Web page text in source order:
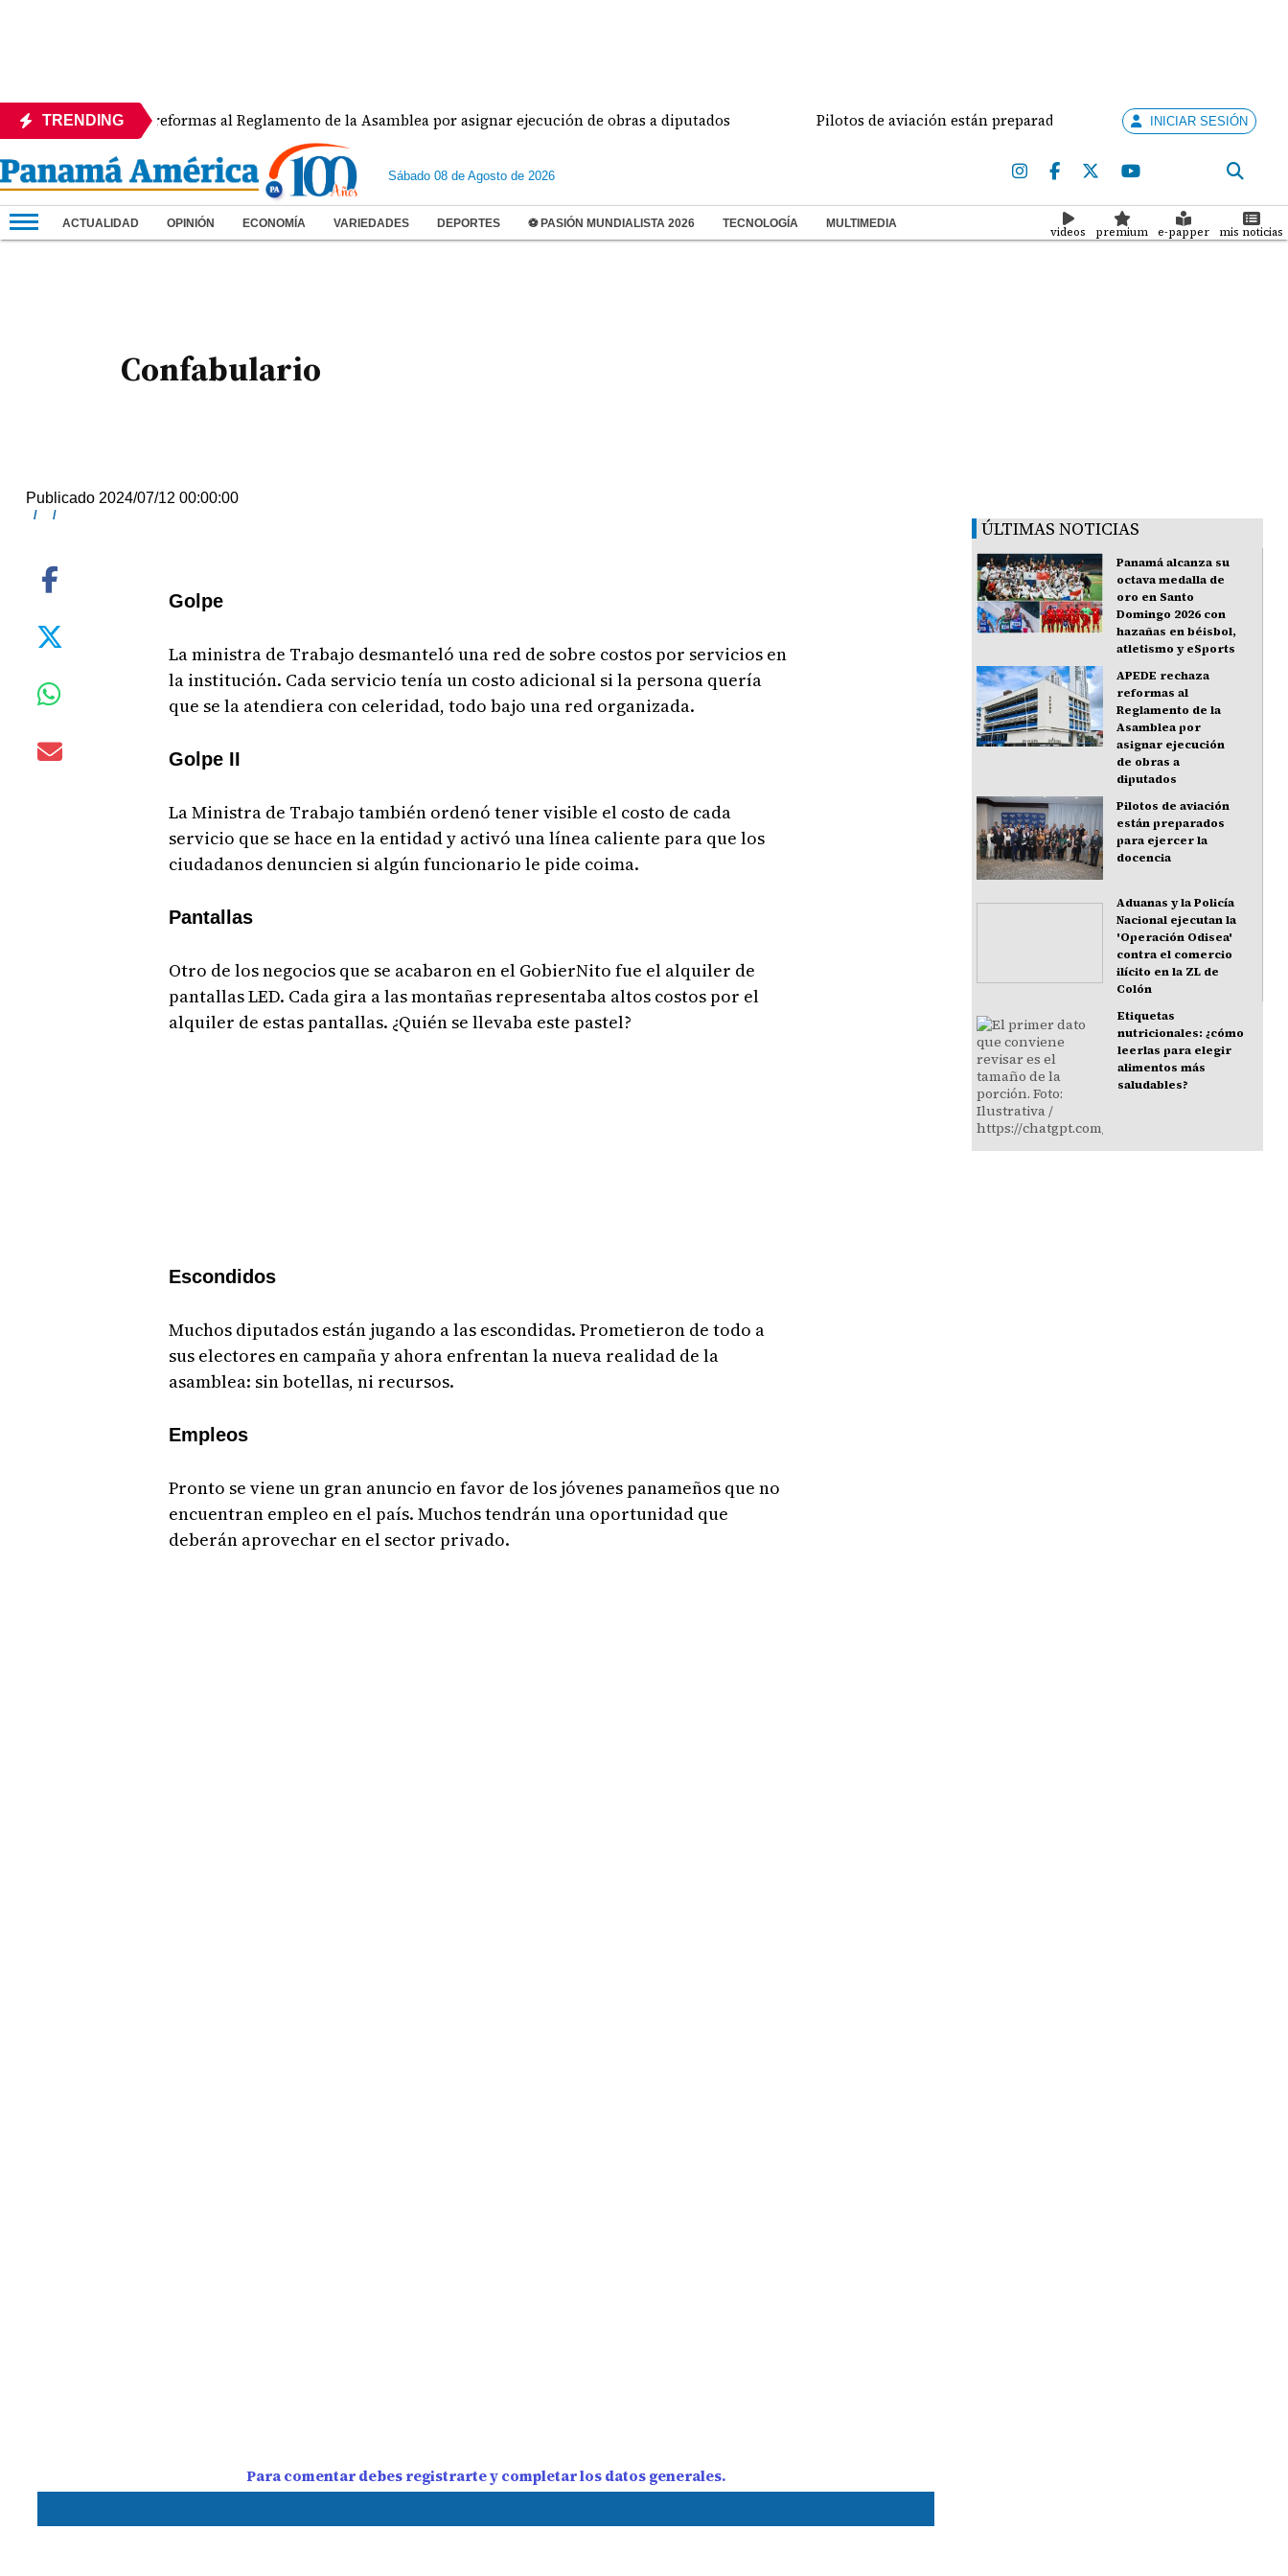
TRENDING
APEDE rechaza reformas al Reglamento de la Asamblea por asignar ejecución de obras a diputados Pilotos de aviación están preparados para ejercer la docencia
INICIAR SESIÓN
Sábado 08 de Agosto de 2026
ACTUALIDAD OPINIÓN ECONOMÍA VARIEDADES DEPORTES ⚽ PASIÓN MUNDIALISTA 2026 TECNOLOGÍA MULTIMEDIA
videos premium e-papper mis noticias
Confabulario
Publicado 2024/07/12 00:00:00
/ /
Golpe
La ministra de Trabajo desmanteló una red de sobre costos por servicios en
la institución. Cada servicio tenía un costo adicional si la persona quería
que se la atendiera con celeridad, todo bajo una red organizada.
Golpe II
La Ministra de Trabajo también ordenó tener visible el costo de cada
servicio que se hace en la entidad y activó una línea caliente para que los
ciudadanos denuncien si algún funcionario le pide coima.
Pantallas
Otro de los negocios que se acabaron en el GobierNito fue el alquiler de
pantallas LED. Cada gira a las montañas representaba altos costos por el
alquiler de estas pantallas. ¿Quién se llevaba este pastel?
Escondidos
Muchos diputados están jugando a las escondidas. Prometieron de todo a
sus electores en campaña y ahora enfrentan la nueva realidad de la
asamblea: sin botellas, ni recursos.
Empleos
Pronto se viene un gran anuncio en favor de los jóvenes panameños que no
encuentran empleo en el país. Muchos tendrán una oportunidad que
deberán aprovechar en el sector privado.
Para comentar debes registrarte y completar los datos generales.
ÚLTIMAS NOTICIAS
Panamá alcanza su
octava medalla de
oro en Santo
Domingo 2026 con
hazañas en béisbol,
atletismo y eSports
APEDE rechaza
reformas al
Reglamento de la
Asamblea por
asignar ejecución
de obras a
diputados
Pilotos de aviación
están preparados
para ejercer la
docencia
Aduanas y la Policía
Nacional ejecutan la
'Operación Odisea'
contra el comercio
ilícito en la ZL de
Colón
Etiquetas
nutricionales: ¿cómo
leerlas para elegir
alimentos más
saludables?